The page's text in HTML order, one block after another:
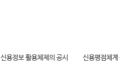
신용정보 활용체제의 공시 신용평점체계